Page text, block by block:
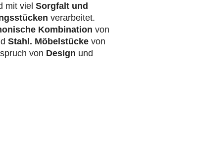
mit viel Sorgfalt und
verarbeitet.
Kombination von
Stahl. Möbelstücke von
von Design und